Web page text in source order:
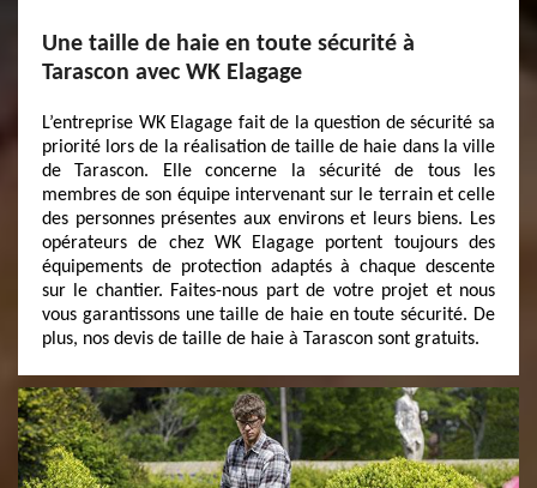
Une taille de haie en toute sécurité à
Tarascon avec WK Elagage
L’entreprise WK Elagage fait de la question de sécurité sa
priorité lors de la réalisation de taille de haie dans la ville
de Tarascon. Elle concerne la sécurité de tous les
membres de son équipe intervenant sur le terrain et celle
des personnes présentes aux environs et leurs biens. Les
opérateurs de chez WK Elagage portent toujours des
équipements de protection adaptés à chaque descente
sur le chantier. Faites-nous part de votre projet et nous
vous garantissons une taille de haie en toute sécurité. De
plus, nos devis de taille de haie à Tarascon sont gratuits.